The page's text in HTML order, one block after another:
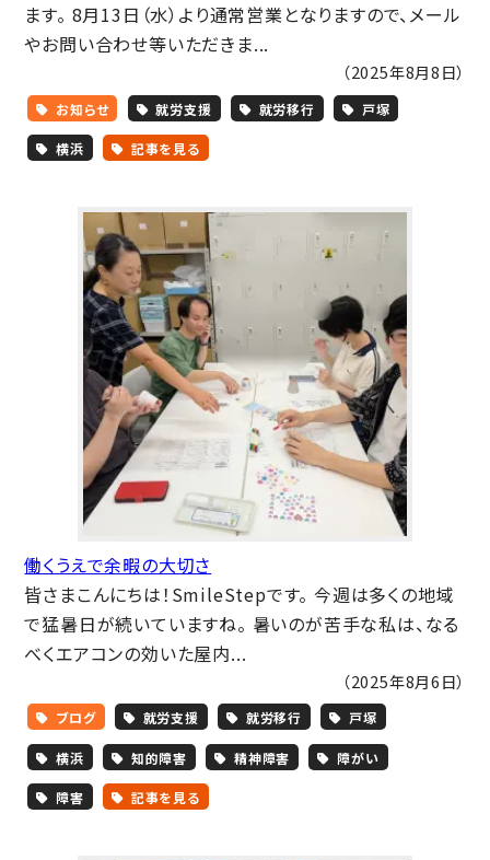
ます。 8月13日（水）より通常営業となりますので、メール
やお問い合わせ等いただきま...
（2025年8月8日）
お知らせ 就労支援 就労移行 戸塚
横浜 記事を見る
働くうえで余暇の大切さ
皆さまこんにちは！SmileStepです。 今週は多くの地域
で猛暑日が続いていますね。 暑いのが苦手な私は、なる
べくエアコンの効いた屋内...
（2025年8月6日）
ブログ 就労支援 就労移行 戸塚
横浜 知的障害 精神障害 障がい
障害 記事を見る